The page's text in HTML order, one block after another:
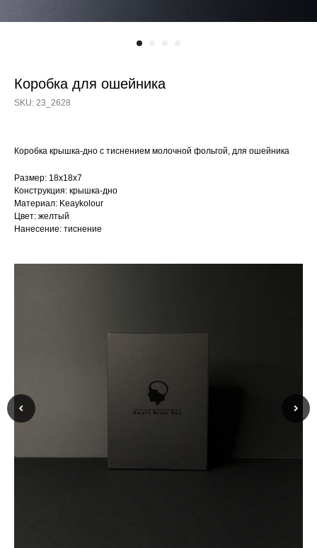
Коробка для ошейника
SKU: 23_2628
Коробка крышка-дно с тиснением молочной фольгой, для ошейника
Размер: 18х18х7
Конструкция: крышка-дно
Материал: Keaykolour
Цвет: желтый
Нанесение: тиснение